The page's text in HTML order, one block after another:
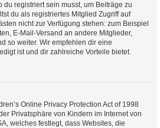
du registriert sein musst, um Beiträge zu
du als registriertes Mitglied Zugriff auf
nicht zur Verfügung stehen: zum Beispiel
E-Mail-Versand an andere Mitglieder,
so weiter. Wir empfehlen dir eine
ist und dir zahlreiche Vorteile bietet.
Online Privacy Protection Act of 1998
Privatsphäre von Kindern im Internet von
welches festlegt, dass Websites, die